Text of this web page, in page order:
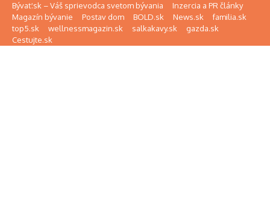
Preskočiť na obsah
Bývať.sk – Váš sprievodca svetom bývania
Inzercia a PR články
Magazín bývanie
Postav dom BOLD.sk News.sk
familia.sk
top5.sk
wellnessmagazin.sk salkakavy.sk
gazda.sk
Cestujte.sk